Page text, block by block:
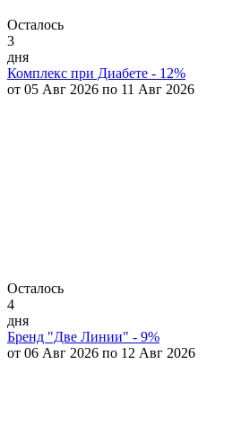
Осталось
3
дня
Комплекс при Диабете - 12%
от 05 Авг 2026 по 11 Авг 2026
Осталось
4
дня
Бренд "Две Линии" - 9%
от 06 Авг 2026 по 12 Авг 2026